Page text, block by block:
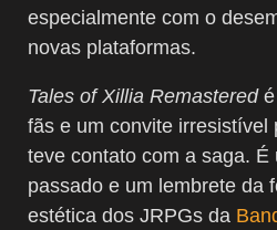
especialmente com o
novas plataformas.
Tales of Xillia Remasteredé
fãs e um convite irresistível
teve contato com a saga. É
passado e um lembrete da
estética dos JRPGs da